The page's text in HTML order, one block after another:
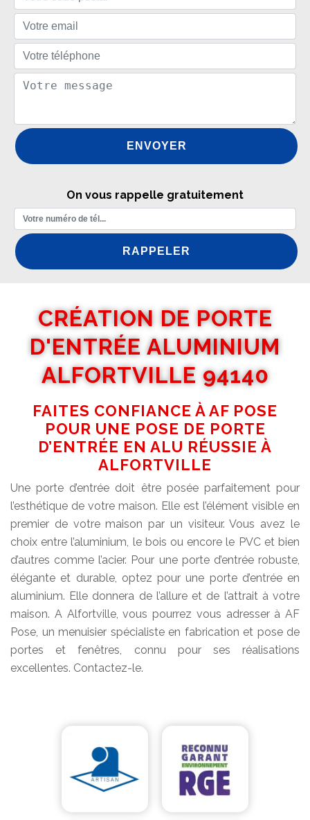
On vous rappelle gratuitement
CRÉATION DE PORTE
D'ENTRÉE ALUMINIUM
ALFORTVILLE 94140
FAITES CONFIANCE À AF POSE
POUR UNE POSE DE PORTE
D’ENTRÉE EN ALU RÉUSSIE À
ALFORTVILLE
Une porte d’entrée doit être posée parfaitement pour
l’esthétique de votre maison. Elle est l’élément visible en
premier de votre maison par un visiteur. Vous avez le
choix entre l’aluminium, le bois ou encore le PVC et bien
d’autres comme l’acier. Pour une porte d’entrée robuste,
élégante et durable, optez pour une porte d’entrée en
aluminium. Elle donnera de l’allure et de l’attrait à votre
maison. A Alfortville, vous pourrez vous adresser à AF
Pose, un menuisier spécialiste en fabrication et pose de
portes et fenêtres, connu pour ses réalisations
excellentes. Contactez-le.